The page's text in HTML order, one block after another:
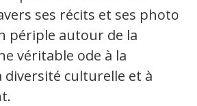
ses récits et ses photos
périple autour de la
véritable ode à la
diversité culturelle et à